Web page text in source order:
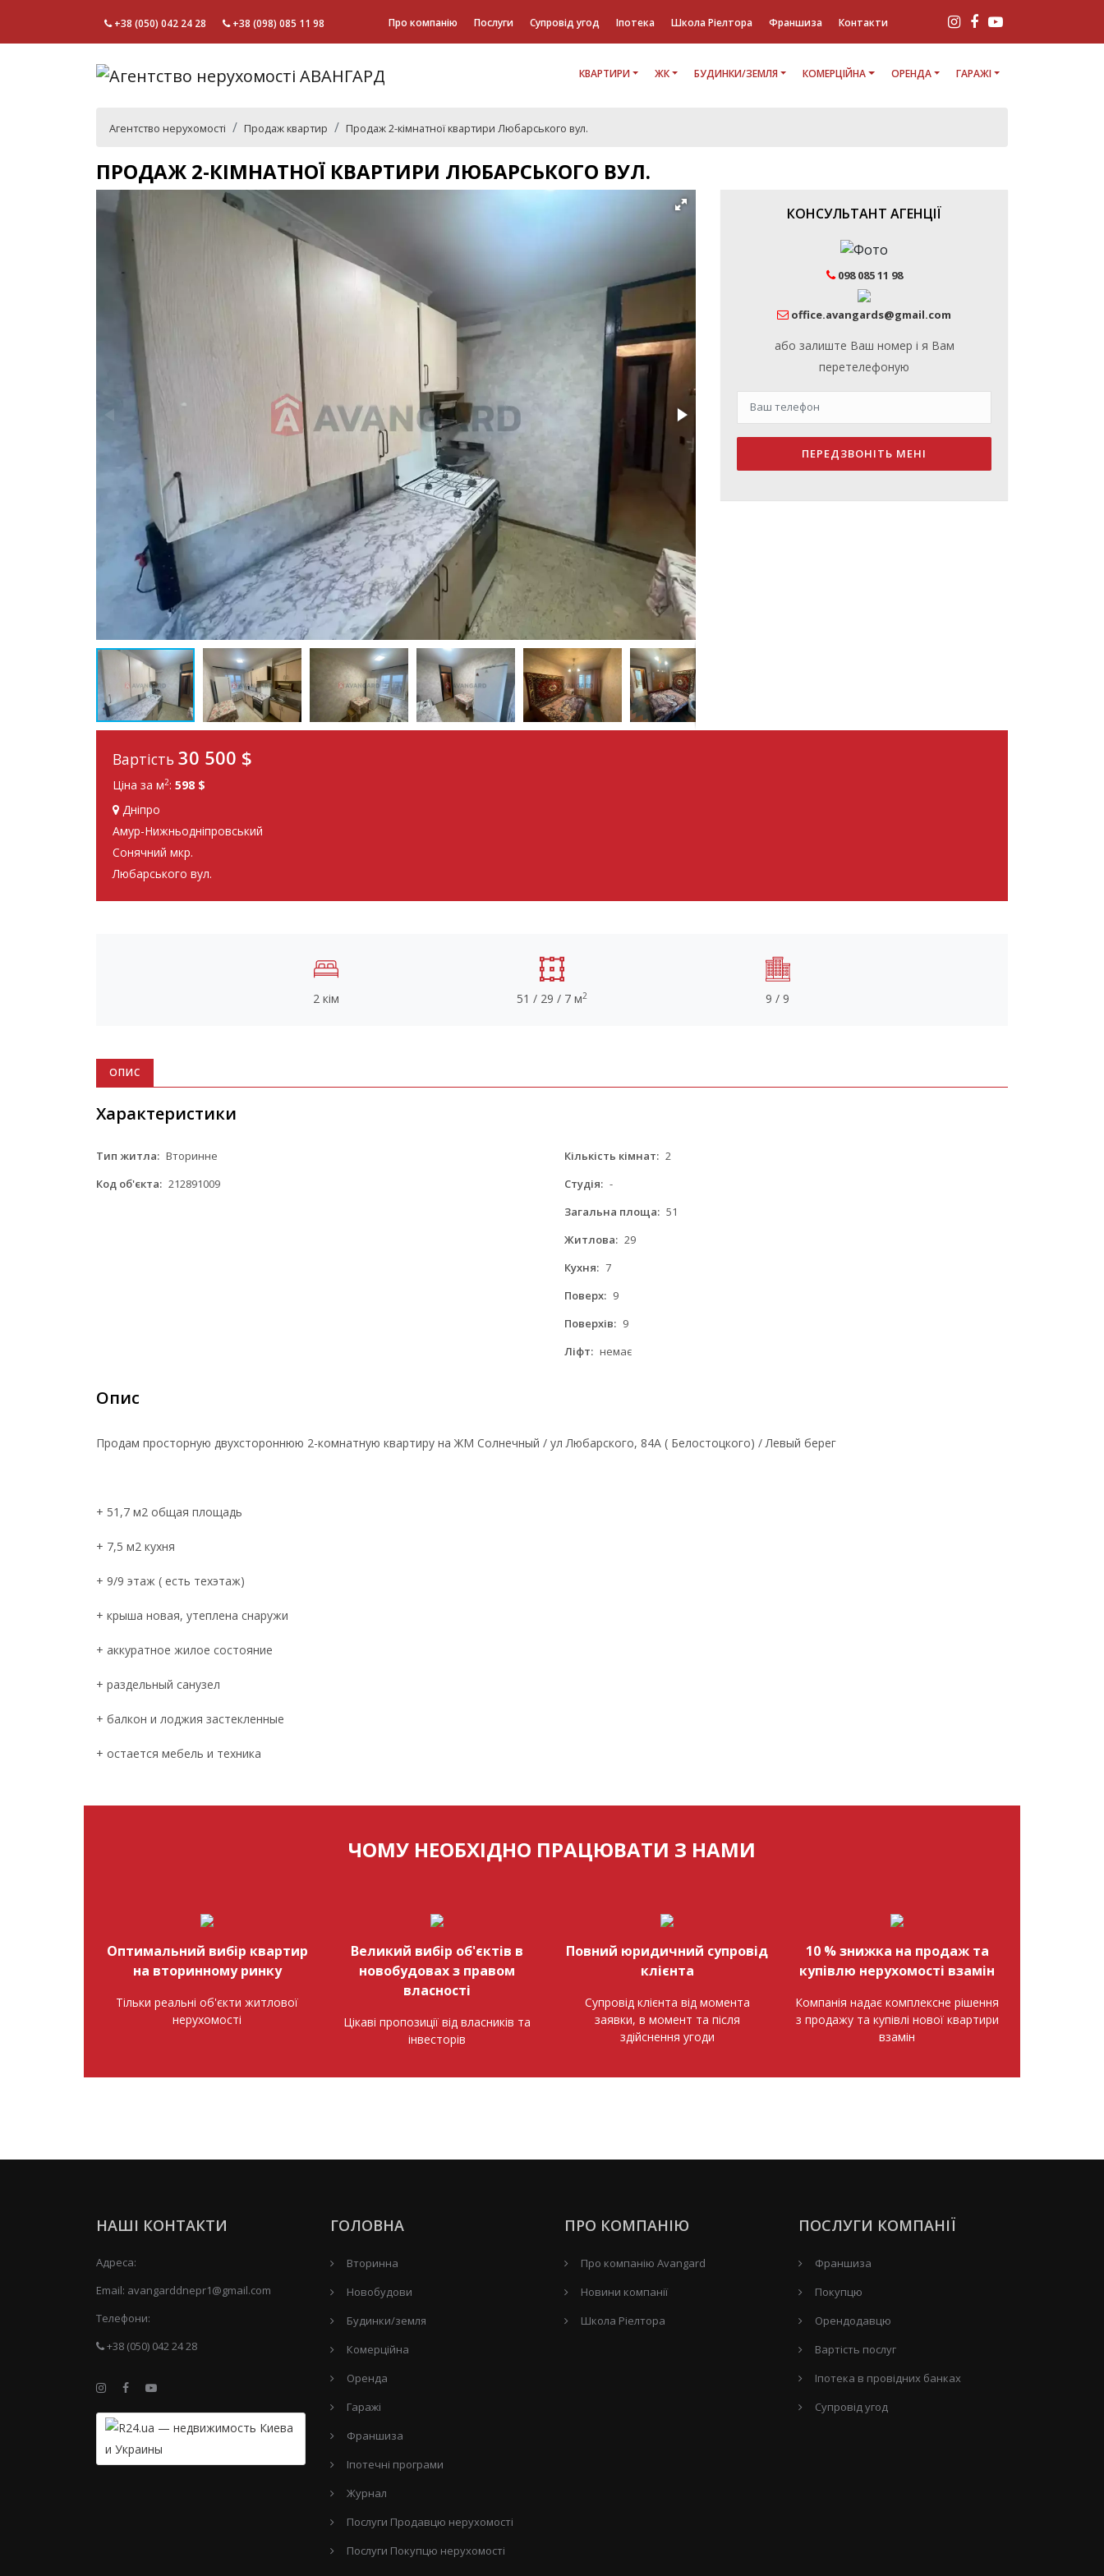
+38 (050) 042 24 28 +38 (098) 085 11 98 Про компанію Послуги Супровід угод Іпотека Школа Ріелтора Франшиза Контакти
КВАРТИРИ ЖК БУДИНКИ/ЗЕМЛЯ КОМЕРЦІЙНА ОРЕНДА ГАРАЖІ
Агентство нерухомості Продаж квартир Продаж 2-кімнатної квартири Любарського вул.
ПРОДАЖ 2-КІМНАТНОЇ КВАРТИРИ ЛЮБАРСЬКОГО ВУЛ.
КОНСУЛЬТАНТ АГЕНЦІЇ
098 085 11 98
office.avangards@gmail.com
або залиште Ваш номер і я Вам
перетелефоную
ПЕРЕДЗВОНІТЬ МЕНІ
Вартість 30 500 $
Ціна за м2: 598 $
Дніпро
Амур-Нижньодніпровський
Сонячний мкр.
Любарського вул.
2 кім 51 / 29 / 7 м2 9 / 9
ОПИС
Характеристики
Тип житла: Вторинне
Код об'єкта: 212891009
Кількість кімнат: 2
Студія: -
Загальна площа: 51
Житлова: 29
Кухня: 7
Поверх: 9
Поверхів: 9
Ліфт: немає
Опис
Продам просторную двухстороннюю 2-комнатную квартиру на ЖМ Солнечный / ул Любарского, 84А ( Белостоцкого) / Левый берег
+ 51,7 м2 общая площадь
+ 7,5 м2 кухня
+ 9/9 этаж ( есть техэтаж)
+ крыша новая, утеплена снаружи
+ аккуратное жилое состояние
+ раздельный санузел
+ балкон и лоджия застекленные
+ остается мебель и техника
ЧОМУ НЕОБХІДНО ПРАЦЮВАТИ З НАМИ
Оптимальний вибір квартир
на вторинному ринку
Тільки реальні об'єкти житлової
нерухомості
Великий вибір об'єктів в
новобудовах з правом
власності
Цікаві пропозиції від власників та
інвесторів
Повний юридичний супровід
клієнта
Супровід клієнта від момента
заявки, в момент та після
здійснення угоди
10 % знижка на продаж та
купівлю нерухомості взамін
Компанія надає комплексне рішення
з продажу та купівлі нової квартири
взамін
НАШІ КОНТАКТИ
Адреса:
Email: avangarddnepr1@gmail.com
Телефони:
+38 (050) 042 24 28
ГОЛОВНА
Вторинна
Новобудови
Будинки/земля
Комерційна
Оренда
Гаражі
Франшиза
Іпотечні програми
Журнал
Послуги Продавцю нерухомості
Послуги Покупцю нерухомості
ПРО КОМПАНІЮ
Про компанію Avangard
Новини компанії
Школа Ріелтора
ПОСЛУГИ КОМПАНІЇ
Франшиза
Покупцю
Орендодавцю
Вартість послуг
Іпотека в провідних банках
Супровід угод